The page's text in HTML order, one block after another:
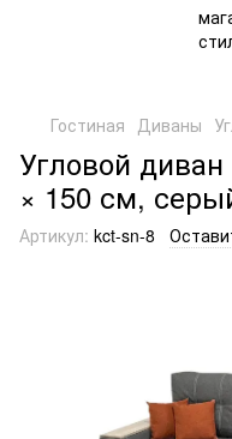
Гостиная Диваны
Угловой
× 150 см,
Артикул: kct-sn-8